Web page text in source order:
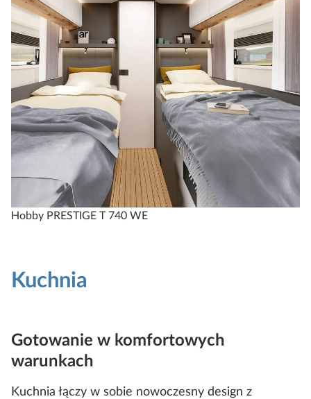
Hobby PRESTIGE T 740 WE
Kuchnia
Gotowanie w komfortowych
warunkach
Kuchnia łączy w sobie nowoczesny design z